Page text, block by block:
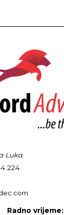
Luka
224
Radno vrijeme: